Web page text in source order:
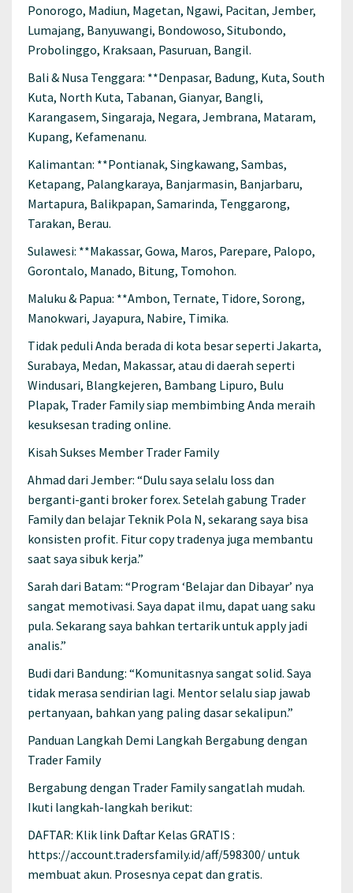
Ponorogo, Madiun, Magetan, Ngawi, Pacitan, Jember,
Lumajang, Banyuwangi, Bondowoso, Situbondo,
Probolinggo, Kraksaan, Pasuruan, Bangil.
Bali & Nusa Tenggara: **Denpasar, Badung, Kuta, South
Kuta, North Kuta, Tabanan, Gianyar, Bangli,
Karangasem, Singaraja, Negara, Jembrana, Mataram,
Kupang, Kefamenanu.
Kalimantan: **Pontianak, Singkawang, Sambas,
Ketapang, Palangkaraya, Banjarmasin, Banjarbaru,
Martapura, Balikpapan, Samarinda, Tenggarong,
Tarakan, Berau.
Sulawesi: **Makassar, Gowa, Maros, Parepare, Palopo,
Gorontalo, Manado, Bitung, Tomohon.
Maluku & Papua: **Ambon, Ternate, Tidore, Sorong,
Manokwari, Jayapura, Nabire, Timika.
Tidak peduli Anda berada di kota besar seperti Jakarta,
Surabaya, Medan, Makassar, atau di daerah seperti
Windusari, Blangkejeren, Bambang Lipuro, Bulu
Plapak, Trader Family siap membimbing Anda meraih
kesuksesan trading online.
Kisah Sukses Member Trader Family
Ahmad dari Jember: “Dulu saya selalu loss dan
berganti-ganti broker forex. Setelah gabung Trader
Family dan belajar Teknik Pola N, sekarang saya bisa
konsisten profit. Fitur copy tradenya juga membantu
saat saya sibuk kerja.”
Sarah dari Batam: “Program ‘Belajar dan Dibayar’ nya
sangat memotivasi. Saya dapat ilmu, dapat uang saku
pula. Sekarang saya bahkan tertarik untuk apply jadi
analis.”
Budi dari Bandung: “Komunitasnya sangat solid. Saya
tidak merasa sendirian lagi. Mentor selalu siap jawab
pertanyaan, bahkan yang paling dasar sekalipun.”
Panduan Langkah Demi Langkah Bergabung dengan
Trader Family
Bergabung dengan Trader Family sangatlah mudah.
Ikuti langkah-langkah berikut:
DAFTAR: Klik link Daftar Kelas GRATIS :
https://account.tradersfamily.id/aff/598300/ untuk
membuat akun. Prosesnya cepat dan gratis.